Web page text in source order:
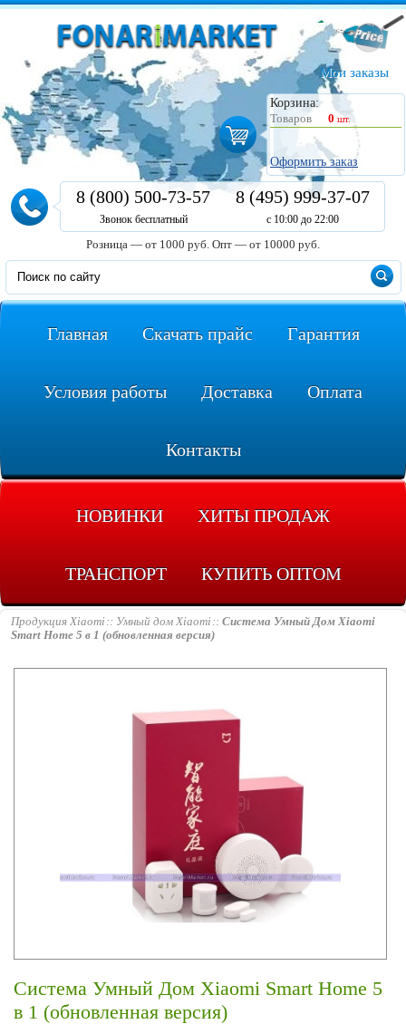
Мои заказы
Корзина:
Товаров
0 шт.
Оформить заказ
8 (800) 500-73-57
Звонок бесплатный
8 (495) 999-37-07
с 10:00 до 22:00
Розница — от 1000 руб. Опт — от 10000 руб.
Главная Скачать прайс Гарантия
Условия работы Доставка Оплата
Контакты
НОВИНКИ ХИТЫ ПРОДАЖ
ТРАНСПОРТ КУПИТЬ ОПТОМ
Продукция Xiaomi Умный дом Xiaomi
Система Умный Дом Xiaomi
Smart Home 5 в 1 (обновленная версия)
Система Умный Дом Xiaomi Smart Home 5
в 1 (обновленная версия)